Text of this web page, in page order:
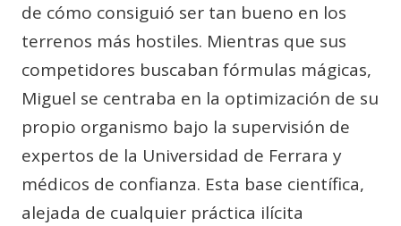
de cómo consiguió ser tan bueno en los
terrenos más hostiles. Mientras que sus
competidores buscaban fórmulas mágicas,
Miguel se centraba en la optimización de su
propio organismo bajo la supervisión de
expertos de la Universidad de Ferrara y
médicos de confianza. Esta base científica,
alejada de cualquier práctica ilícita